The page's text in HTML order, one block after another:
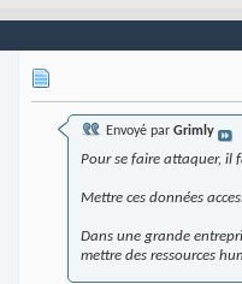
Envoyé par Grimly
Pour se faire attaquer, il
Mettre ces données
Dans une grande
mettre des ressources